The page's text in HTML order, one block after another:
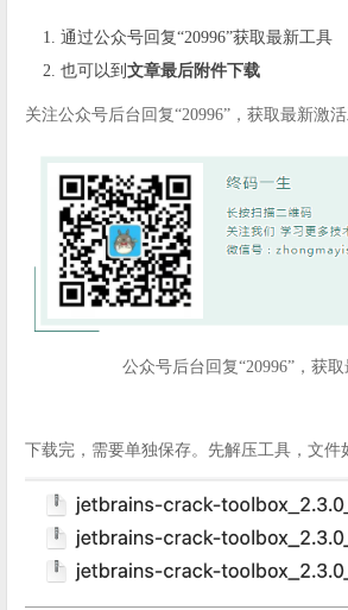
通过公众号回复“20996”获取最新工具
也可以到 文章最后附件下载
关注公众号后台回复“20996”，获取最新激活
公众号后台回复“20996”，获
下载完，需要单独保存。先解压工具，文件